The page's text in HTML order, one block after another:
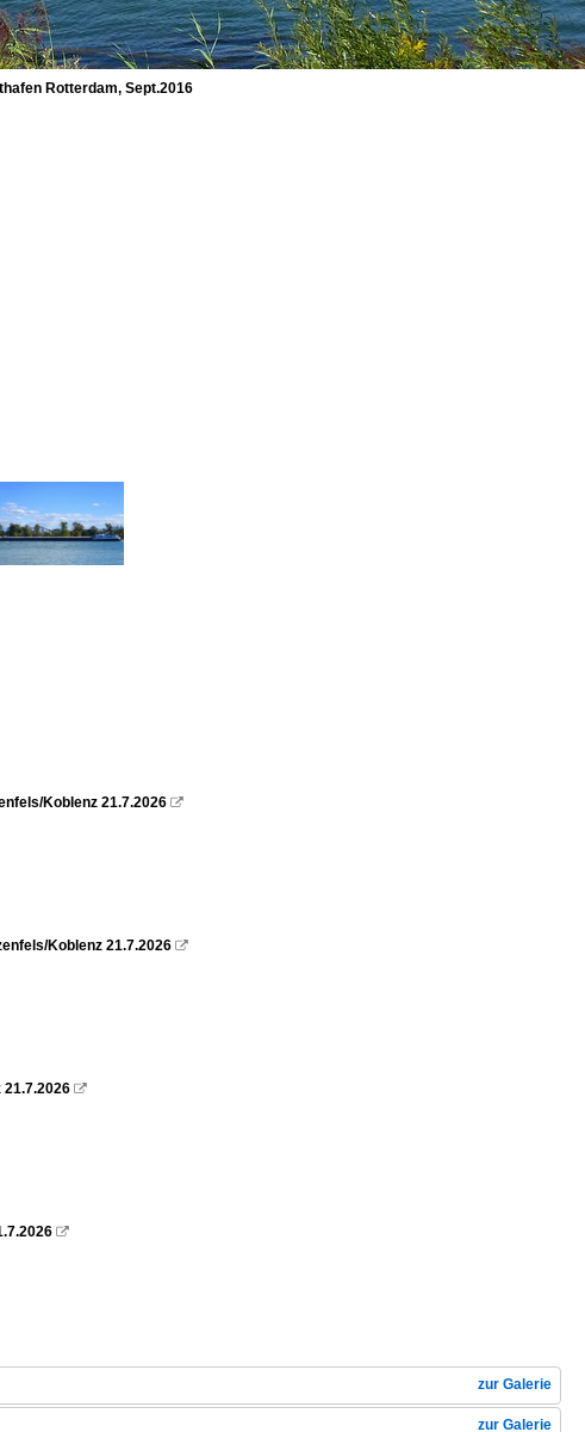
Rotterdam, Sept.2016
Koblenz 21.7.2026 
Koblenz 21.7.2026 


zur Galerie
zur Galerie